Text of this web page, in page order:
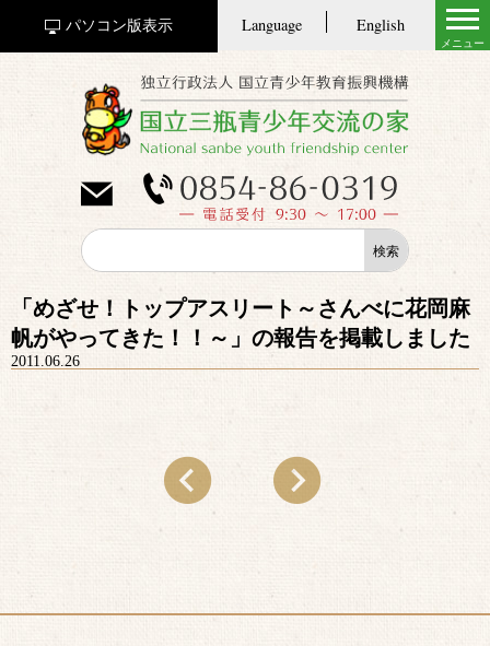
パソコン版表示 Language English
「めざせ！トップアスリート～さんべに花岡麻
帆がやってきた！！～」の報告を掲載しました
2011.06.26